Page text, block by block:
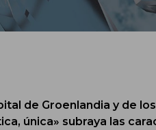
de Groenlandia y de
única» subraya las